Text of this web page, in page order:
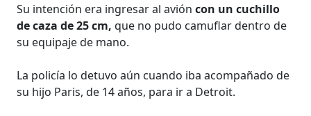
Su intención era ingresar al avióncon un cuchillo
de caza de 25 cm, que no pudo camuflar dentro de
su equipaje de mano.
La policía lo detuvo aún cuando iba acompañado de
su hijo Paris, de 14 años, para ir a Detroit.